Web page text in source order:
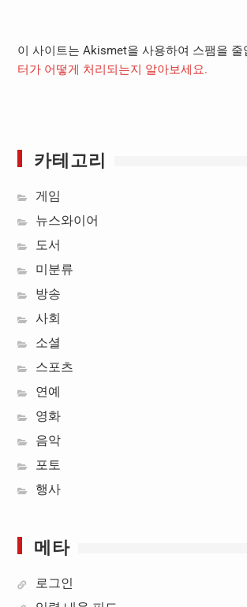
이 사이트는 Akismet을 사용하여 스팸을 줄
터가 어떻게 처리되는지 알아보세요.
카테고리
게임
뉴스와이어
도서
미분류
방송
사회
소셜
스포츠
연예
영화
음악
포토
행사
메타
로그인